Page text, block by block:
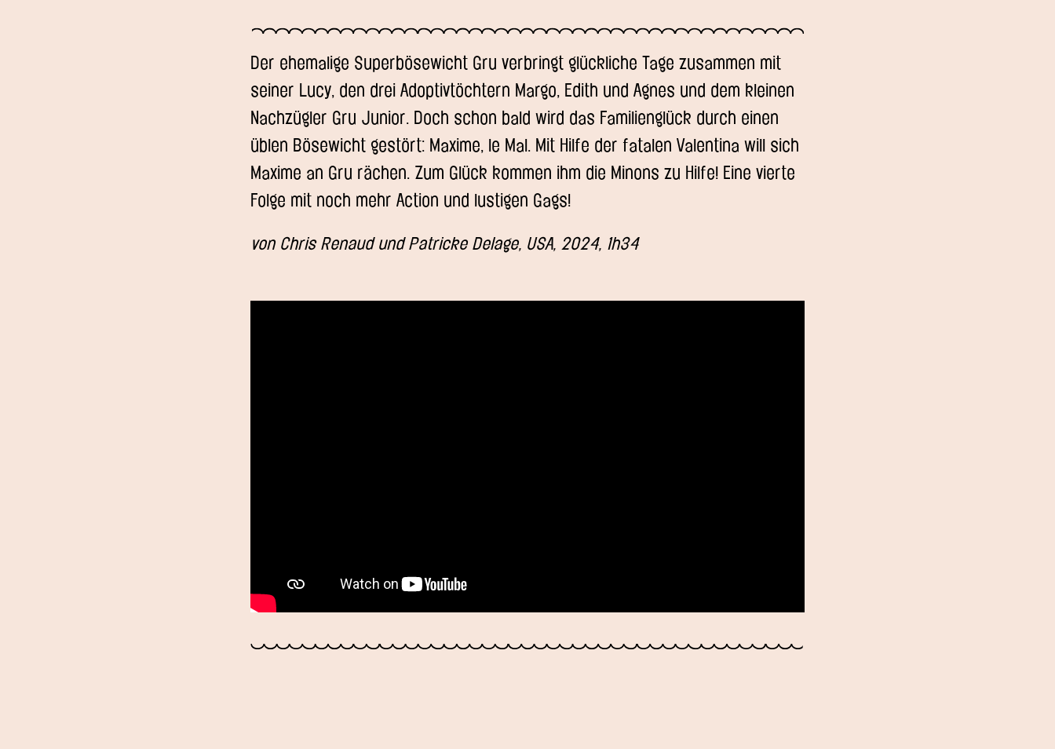
Der ehemalige Superbösewicht Gru verbringt glückliche Tage zusammen mit
seiner Lucy, den drei Adoptivtöchtern Margo, Edith und Agnes und dem kleinen
Nachzügler Gru Junior. Doch schon bald wird das Familienglück durch einen
üblen Bösewicht gestört: Maxime, le Mal. Mit Hilfe der fatalen Valentina will sich
Maxime an Gru rächen. Zum Glück kommen ihm die Minons zu Hilfe! Eine vierte
Folge mit noch mehr Action und lustigen Gags!
von Chris Renaud und Patricke Delage, USA, 2024, 1h34